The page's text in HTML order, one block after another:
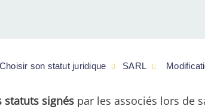
statuts signés par les associés lors de
Choisir son statut juridique SARL